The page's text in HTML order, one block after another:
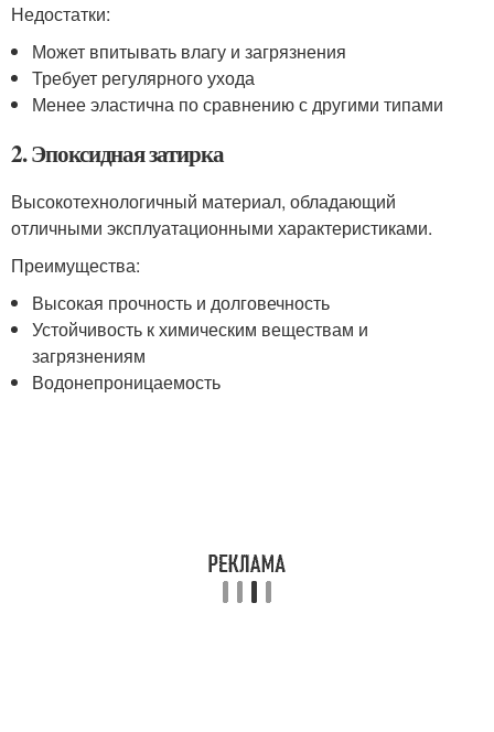
Недостатки:
Может впитывать влагу и загрязнения
Требует регулярного ухода
Менее эластична по сравнению с другими типами
2. Эпоксидная затирка
Высокотехнологичный материал, обладающий
отличными эксплуатационными характеристиками.
Преимущества:
Высокая прочность и долговечность
Устойчивость к химическим веществам и
загрязнениям
Водонепроницаемость